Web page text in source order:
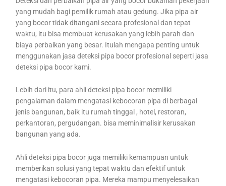
yang mudah bagi pemilik rumah atau gedung. Jika pipa air
yang bocor tidak ditangani secara profesional dan tepat
waktu, itu bisa membuat kerusakan yang lebih parah dan
biaya perbaikan yang besar. Itulah mengapa penting untuk
menggunakan jasa deteksi pipa bocor profesional seperti jasa
deteksi pipa bocor kami.
Lebih dari itu, para ahli deteksi pipa bocor memiliki
pengalaman dalam mengatasi kebocoran pipa di berbagai
jenis bangunan, baik itu rumah tinggal , hotel, restoran,
perkantoran, pergudangan. bisa meminimalisir kerusakan
bangunan yang ada.
Ahli deteksi pipa bocor juga memiliki kemampuan untuk
memberikan solusi yang tepat waktu dan efektif untuk
mengatasi kebocoran pipa. Mereka mampu menyelesaikan